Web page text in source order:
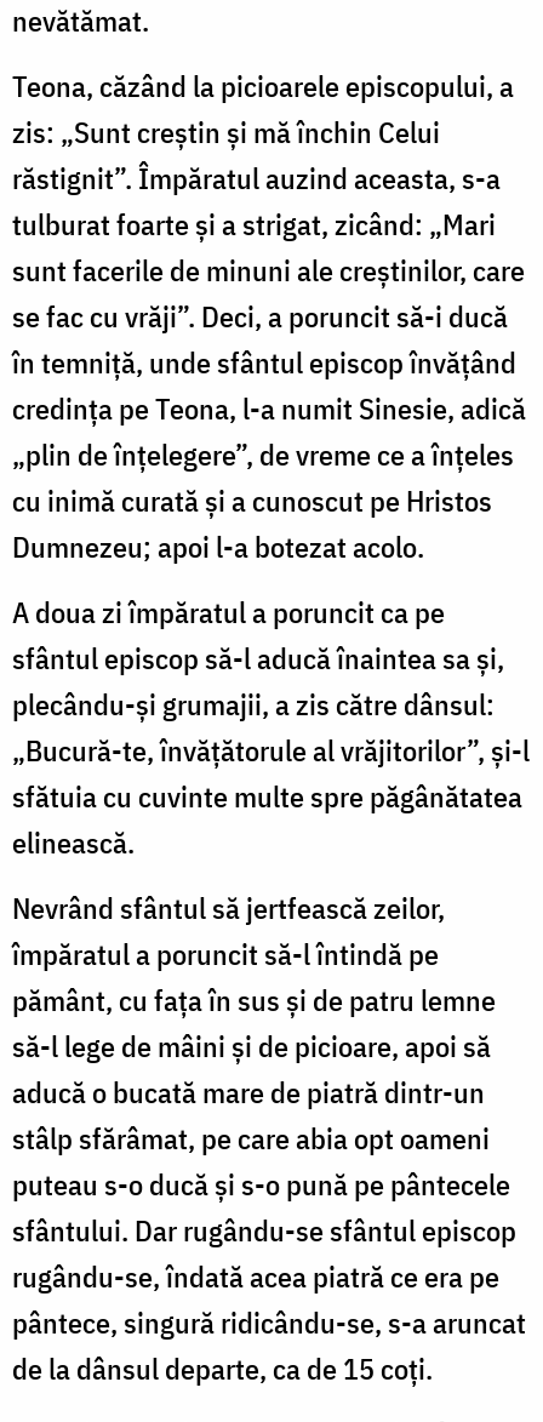
nevătămat.
Teona, căzând la picioarele episcopului, a
zis: „Sunt creștin și mă închin Celui
răstignit”. Împăratul auzind aceasta, s-a
tulburat foarte și a strigat, zicând: „Mari
sunt facerile de minuni ale creștinilor, care
se fac cu vrăji”. Deci, a poruncit să-i ducă
în temniță, unde sfântul episcop învățând
credința pe Teona, l-a numit Sinesie, adică
„plin de înțelegere”, de vreme ce a înțeles
cu inimă curată și a cunoscut pe Hristos
Dumnezeu; apoi l-a botezat acolo.
A doua zi împăratul a poruncit ca pe
sfântul episcop să-l aducă înaintea sa și,
plecându-și grumajii, a zis către dânsul:
„Bucură-te, învățătorule al vrăjitorilor”, și-l
sfătuia cu cuvinte multe spre păgânătatea
elinească.
Nevrând sfântul să jertfească zeilor,
împăratul a poruncit să-l întindă pe
pământ, cu fața în sus și de patru lemne
să-l lege de mâini și de picioare, apoi să
aducă o bucată mare de piatră dintr-un
stâlp sfărâmat, pe care abia opt oameni
puteau s-o ducă și s-o pună pe pântecele
sfântului. Dar rugându-se sfântul episcop
rugându-se, îndată acea piatră ce era pe
pântece, singură ridicându-se, s-a aruncat
de la dânsul departe, ca de 15 coți.